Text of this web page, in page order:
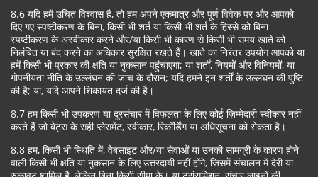
8.6 यदि हमें उचित विश्वास है, तो हम अपने एकमात्र और पूर्ण विवेक पर और आपको
दिए गए स्पष्टीकरण के बिना, किसी भी शर्त या किसी भी शर्त के हिस्से को बिना
स्पष्टीकरण के अस्वीकार करने और/या किसी भी कारण से किसी भी समय खाते को
निलंबित या बंद करने का अधिकार सुरक्षित रखते हैं। खाते का निरंतर उपयोग आपको या
हमें किसी भी प्रकार की क्षति या नुकसान पहुंचाएगा; या शर्तों, नियमों और विनियमों, या
गोपनीयता नीति के उल्लंघन की जांच के दौरान; यदि हमने इन शर्तों के उल्लंघन की पुष्टि
की है; या, यदि आपने शिकायत दर्ज की है।
8.7 हम किसी भी उपकरण या दूरसंचार में विफलता के लिए कोई ज़िम्मेदारी स्वीकार नहीं
करते हैं जो बेट्स के सही प्लेसमेंट, स्वीकार, रिकॉर्डिंग या अधिसूचना को रोकता है।
8.8 हम, किसी भी स्थिति में, वेबसाइट और/या सेवाओं या उनकी सामग्री के कारण होने
वाली किसी भी क्षति या नुकसान के लिए उत्तरदायी नहीं होंगे, जिसमें संचालन में देरी या